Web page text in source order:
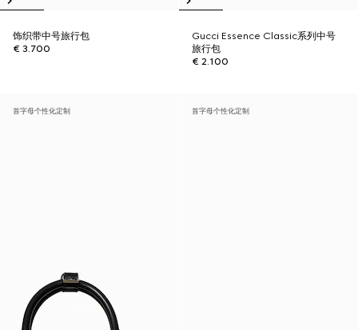
饰织带中号旅行包
€ 3.700
Gucci Essence Classic系列中号
旅行包
€ 2.100
首字母个性化定制 首字母个性化定制